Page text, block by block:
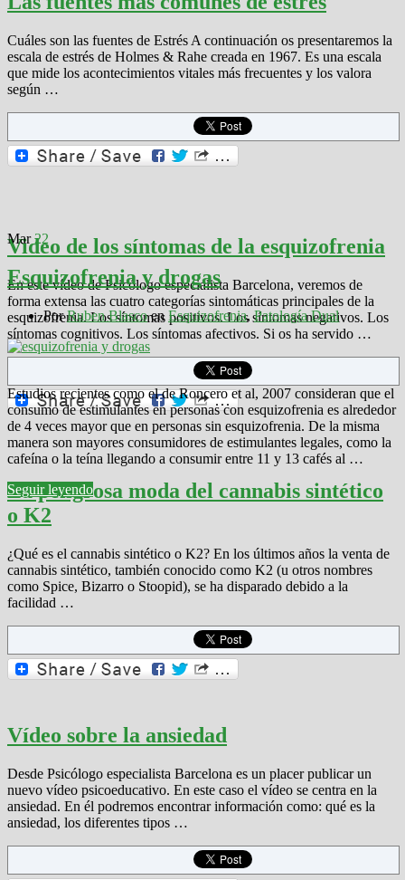
Cuáles son las fuentes de Estrés A continuación os presentaremos la
escala de estrés de Holmes & Rahe creada en 1967. Es una escala
que mide los acontecimientos vitales más frecuentes y los valora
según …
Video de los síntomas de la esquizofrenia
En este vídeo de Psicólogo especialista Barcelona, veremos de
forma extensa las cuatro categorías sintomáticas principales de la
esquizofrenia. Los síntomas positivos. Los síntomas negativos. Los
síntomas cognitivos. Los síntomas afectivos. Si os ha servido …
La peligrosa moda del cannabis sintético
o K2
¿Qué es el cannabis sintético o K2? En los últimos años la venta de
cannabis sintético, también conocido como K2 (u otros nombres
como Spice, Bizarro o Stoopid), se ha disparado debido a la
facilidad …
Vídeo sobre la ansiedad
Desde Psicólogo especialista Barcelona es un placer publicar un
nuevo vídeo psicoeducativo. En este caso el vídeo se centra en la
ansiedad. En él podremos encontrar información como: qué es la
ansiedad, los diferentes tipos …
Mar 22
Esquizofrenia y drogas
PorRuben BlascoenEsquizofrenia,Patología Dual
Estudios recientes como el de Roncero et al, 2007 consideran que el
consumo de estimulantes en personas con esquizofrenia es alrededor
de 4 veces mayor que en personas sin esquizofrenia. De la misma
manera son mayores consumidores de estimulantes legales, como la
cafeína o la teína llegando a consumir entre 11 y 13 cafés al …
Seguir leyendo